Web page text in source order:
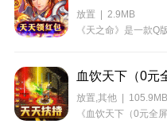
放置 | 2.9MB
血饮天下（0元
放置,其他 | 105.9MB